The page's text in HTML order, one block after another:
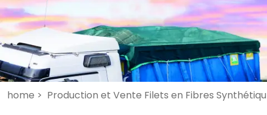
home > Production et Vente Filets en Fibres